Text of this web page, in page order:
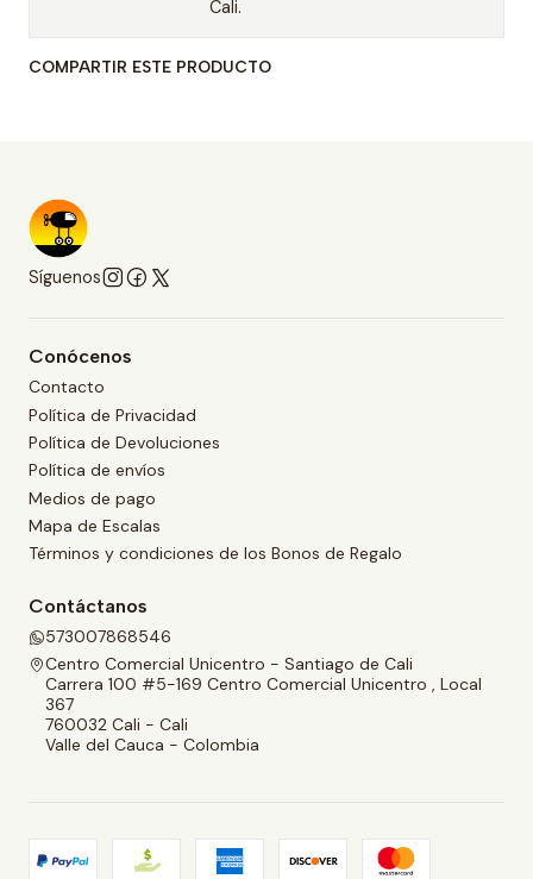
Cali.
COMPARTIR ESTE PRODUCTO
Síguenos
Conócenos
Contacto
Política de Privacidad
Política de Devoluciones
Política de envíos
Medios de pago
Mapa de Escalas
Términos y condiciones de los Bonos de Regalo
Contáctanos
573007868546
Centro Comercial Unicentro - Santiago de Cali
Carrera 100 #5-169 Centro Comercial Unicentro , Local
367
760032 Cali - Cali
Valle del Cauca - Colombia